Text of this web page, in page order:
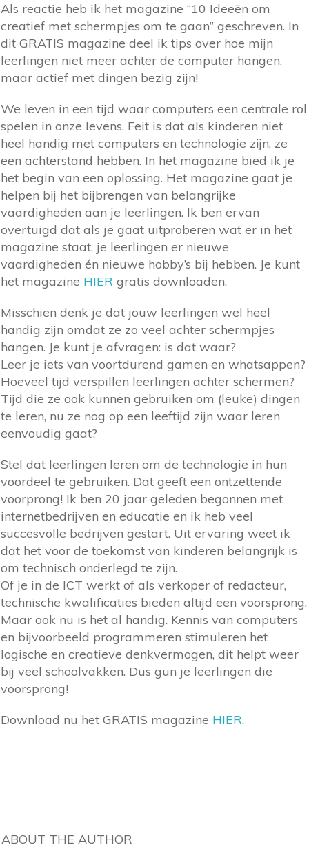
Als reactie heb ik het magazine “10 Ideeën om
creatief met schermpjes om te gaan” geschreven. In
dit GRATIS magazine deel ik tips over hoe mijn
leerlingen niet meer achter de computer hangen,
maar actief met dingen bezig zijn!
We leven in een tijd waar computers een centrale rol
spelen in onze levens. Feit is dat als kinderen niet
heel handig met computers en technologie zijn, ze
een achterstand hebben. In het magazine bied ik je
het begin van een oplossing. Het magazine gaat je
helpen bij het bijbrengen van belangrijke
vaardigheden aan je leerlingen. Ik ben ervan
overtuigd dat als je gaat uitproberen wat er in het
magazine staat, je leerlingen er nieuwe
vaardigheden én nieuwe hobby’s bij hebben. Je kunt
het magazine HIER gratis downloaden.
Misschien denk je dat jouw leerlingen wel heel
handig zijn omdat ze zo veel achter schermpjes
hangen. Je kunt je afvragen: is dat waar?
Leer je iets van voortdurend gamen en whatsappen?
Hoeveel tijd verspillen leerlingen achter schermen?
Tijd die ze ook kunnen gebruiken om (leuke) dingen
te leren, nu ze nog op een leeftijd zijn waar leren
eenvoudig gaat?
Stel dat leerlingen leren om de technologie in hun
voordeel te gebruiken. Dat geeft een ontzettende
voorprong! Ik ben 20 jaar geleden begonnen met
internetbedrijven en educatie en ik heb veel
succesvolle bedrijven gestart. Uit ervaring weet ik
dat het voor de toekomst van kinderen belangrijk is
om technisch onderlegd te zijn.
Of je in de ICT werkt of als verkoper of redacteur,
technische kwalificaties bieden altijd een voorsprong.
Maar ook nu is het al handig. Kennis van computers
en bijvoorbeeld programmeren stimuleren het
logische en creatieve denkvermogen, dit helpt weer
bij veel schoolvakken. Dus gun je leerlingen die
voorsprong!
Download nu het GRATIS magazine HIER.
ABOUT THE AUTHOR